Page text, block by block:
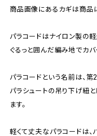
商品画像にあるカギは商品
パラコードはナイロン製の
ぐるっと囲んだ編み地でカバ
パラコードという名前は、
パラシュートの吊り下げ紐
ます。
軽くて丈夫なパラコードは